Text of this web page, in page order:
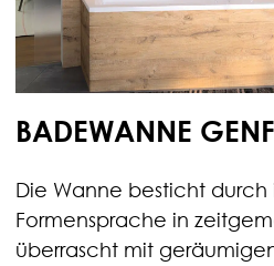
BADEWANNE GENF
Die Wanne besticht durch
Formensprache in
überrascht mit